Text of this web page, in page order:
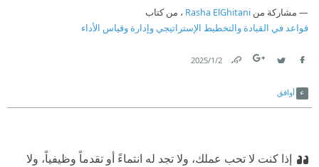
مشاركة من Rasha ElGhitani ، من كتاب
قواعد في القيادة والتخطيط الإستراتيجي وإدارة وقياس الأداء
2‏/1‏/2025
أوافق
إذا كنت لا تحب عملك، ولا تجد له انتماءً أو تقدماً وظيفياً، ولا